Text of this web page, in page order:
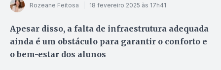
Rozeane Feitosa 18 fevereiro 2025 às 17h41
Apesar disso, a falta de infraestrutura adequada
ainda é um obstáculo para garantir o conforto e
o bem-estar dos alunos